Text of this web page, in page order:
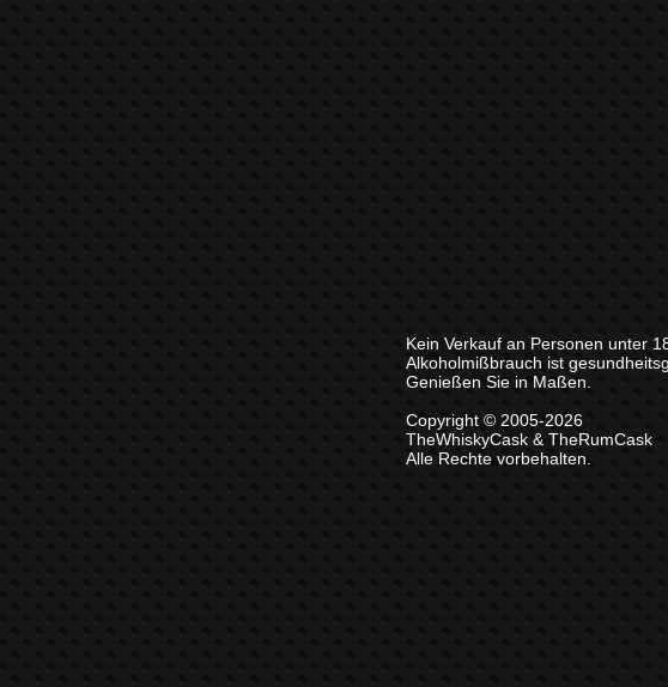
Kein Verkauf an Personen unter
Alkoholmißbrauch ist
Genießen Sie in Maßen.
Copyright © 2005-2026
TheWhiskyCask & TheRumCask
Alle Rechte vorbehalten.